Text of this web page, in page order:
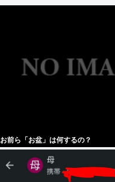
お前ら「お盆」は何するの？